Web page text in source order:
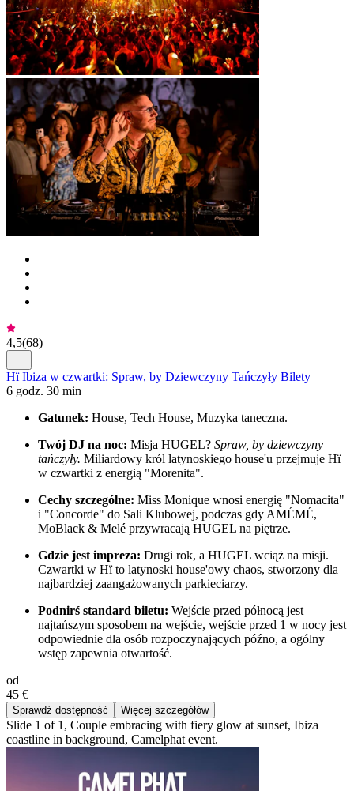
4,5(68)
Hï Ibiza w czwartki: Spraw, by Dziewczyny Tańczyły Bilety
6 godz. 30 min
Gatunek: House, Tech House, Muzyka taneczna.
Twój DJ na noc: Misja HUGEL? Spraw, by dziewczyny
tańczyły. Miliardowy król latynoskiego house'u przejmuje Hï
w czwartki z energią "Morenita".
Cechy szczególne: Miss Monique wnosi energię "Nomacita"
i "Concorde" do Sali Klubowej, podczas gdy AMÉMÉ,
MoBlack & Melé przywracają HUGEL na piętrze.
Gdzie jest impreza: Drugi rok, a HUGEL wciąż na misji.
Czwartki w Hï to latynoski house'owy chaos, stworzony dla
najbardziej zaangażowanych parkieciarzy.
Podnirś standard biletu: Wejście przed północą jest
najtańszym sposobem na wejście, wejście przed 1 w nocy jest
odpowiednie dla osób rozpoczynających późno, a ogólny
wstęp zapewnia otwartość.
od
45 €
Sprawdź dostępność Więcej szczegółów
Slide 1 of 1, Couple embracing with fiery glow at sunset, Ibiza
coastline in background, Camelphat event.